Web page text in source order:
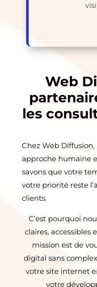
Web
les
Chez Web
approche humaine
savons que votre
votre priorité reste
clients.
C’est pourquoi
claires, accessibles
mission est de
digital sans
votre site internet
votre